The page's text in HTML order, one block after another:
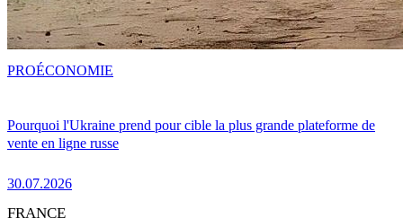
Pourquoi l'Ukraine prend pour cible la plus grande plateforme de
vente en ligne russe
30.07.2026
PROÉCONOMIE
FRANCE